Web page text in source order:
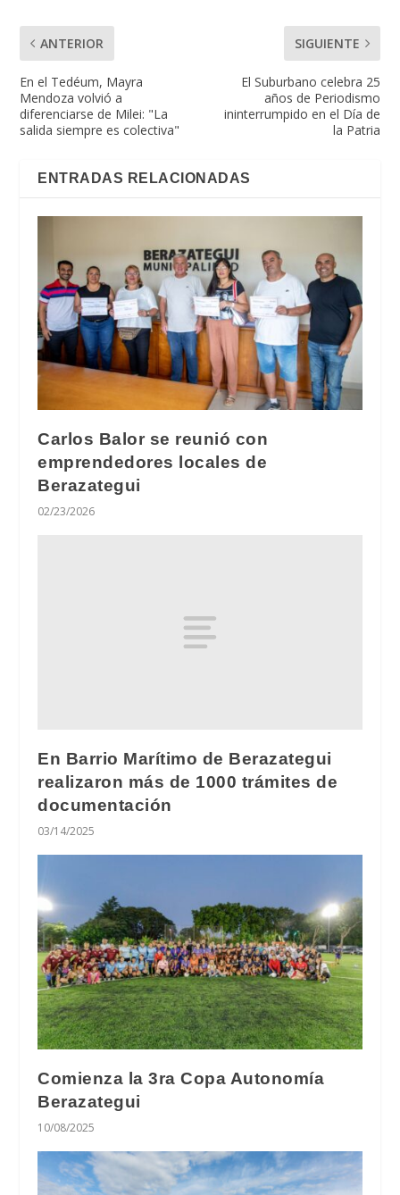
ANTERIOR
En el Tedéum, Mayra
Mendoza volvió a
diferenciarse de Milei: "La
salida siempre es colectiva"
SIGUIENTE
El Suburbano celebra 25
años de Periodismo
ininterrumpido en el Día de
la Patria
ENTRADAS RELACIONADAS
Carlos Balor se reunió con
emprendedores locales de
Berazategui
02/23/2026
En Barrio Marítimo de Berazategui
realizaron más de 1000 trámites de
documentación
03/14/2025
Comienza la 3ra Copa Autonomía
Berazategui
10/08/2025